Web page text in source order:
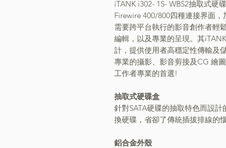
iTANK i302- 1S- WBS2抽取式硬
Firewire 400/800四種連接界面
需要跨平台執行的影音創作者輕
編輯，以及專業的呈現。其
計，提供使用者高穩定性傳輸及
專業的攝影、影音剪接及CG 繪
工作者專業的首選!
抽取式硬碟盒
針對SATA硬碟的抽取特色而設
換硬碟，省卻了傳統插拔排線的
鋁合金外殼